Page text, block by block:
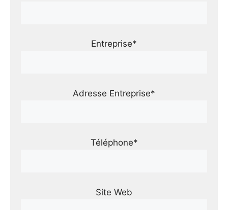
Entreprise*
Adresse Entreprise*
Téléphone*
Site Web